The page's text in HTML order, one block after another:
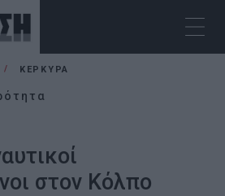
ΚΕΡΚΥΡΑ
στον Κόλπο